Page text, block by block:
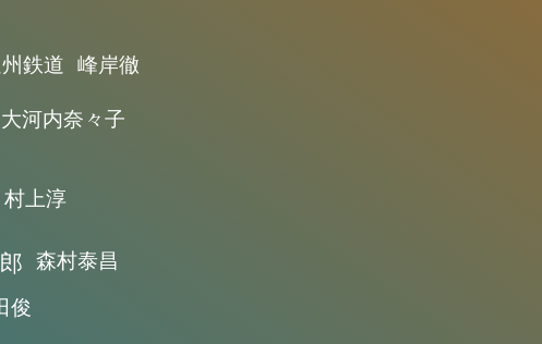
鉄道 峰岸徹
大河内奈々子
村上淳
森村泰昌
俊